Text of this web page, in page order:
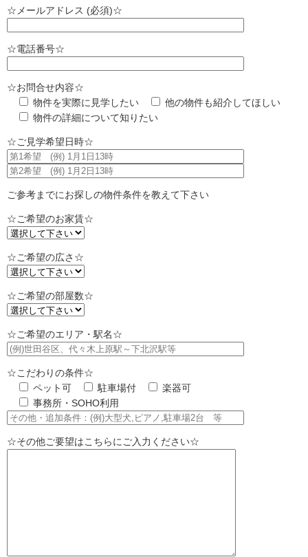
☆メールアドレス (必須)☆
☆電話番号☆
☆お問合せ内容☆
物件を実際に見学したい
他の物件も紹介してほしい
物件の詳細について知りたい
☆ご見学希望日時☆
ご参考までにお探しの物件条件を教えて下さい
☆ご希望のお家賃☆
☆ご希望の広さ☆
☆ご希望の部屋数☆
☆ご希望のエリア・駅名☆
☆こだわりの条件☆
ペット可
駐車場付
楽器可
事務所・SOHO利用
☆その他ご要望はこちらにご入力ください☆